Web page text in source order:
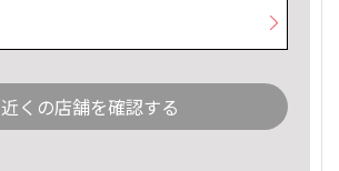
近くの店舗を確認する